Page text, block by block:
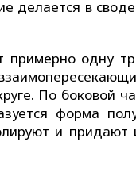
делается в
одну
По боковой
форма
и придают